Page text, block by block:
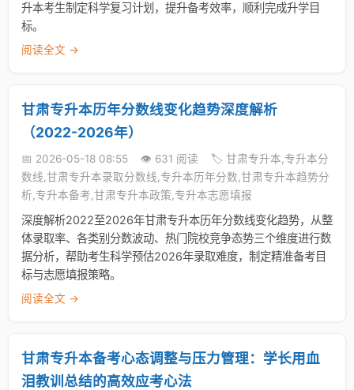
升本考生制定科学复习计划，提升备考效率，顺利完成升学目
标。
阅读全文 →
甘肃专升本历年分数线变化趋势深度解析
（2022-2026年）
📅 2026-05-18 08:55 👁️ 631 阅读
🏷️ 甘肃专升本,专升本分
数线,甘肃专升本录取分数线,专升本历年分数,甘肃专升本趋势分
析,专升本备考,甘肃专升本政策,专升本志愿填报
深度解析2022至2026年甘肃专升本历年分数线变化趋势，从整
体录取率、各类别分数波动、热门院校竞争态势三个维度进行数
据分析，帮助考生科学预估2026年录取难度，制定精准备考目
标与志愿填报策略。
阅读全文 →
甘肃专升本备考心态调整与压力管理：学长用血
泪教训总结的高效应考心法